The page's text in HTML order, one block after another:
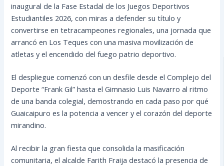
inaugural de la Fase Estadal de los Juegos Deportivos
Estudiantiles 2026, con miras a defender su título y
convertirse en tetracampeones regionales, una jornada que
arrancó en Los Teques con una masiva movilización de
atletas y el encendido del fuego patrio deportivo.
El despliegue comenzó con un desfile desde el Complejo del
Deporte “Frank Gil” hasta el Gimnasio Luis Navarro al ritmo
de una banda colegial, demostrando en cada paso por qué
Guaicaipuro es la potencia a vencer y el corazón del deporte
mirandino.
Al recibir la gran fiesta que consolida la masificación
comunitaria, el alcalde Farith Fraija destacó la presencia de